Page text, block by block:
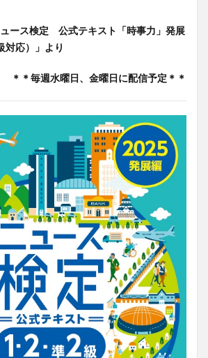
ュース検定 公式テキスト「時事力」発展
対応）」より
＊＊毎週水曜日、金曜日に配信予定＊＊